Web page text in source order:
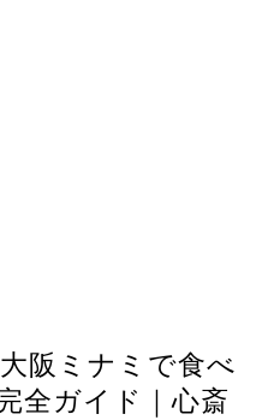
阪ミナミで食べ
全ガイド｜心斎